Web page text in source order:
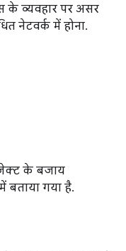
के व्यवहार पर असर
नेटवर्क में होना.
के बजाय
बताया गया है.